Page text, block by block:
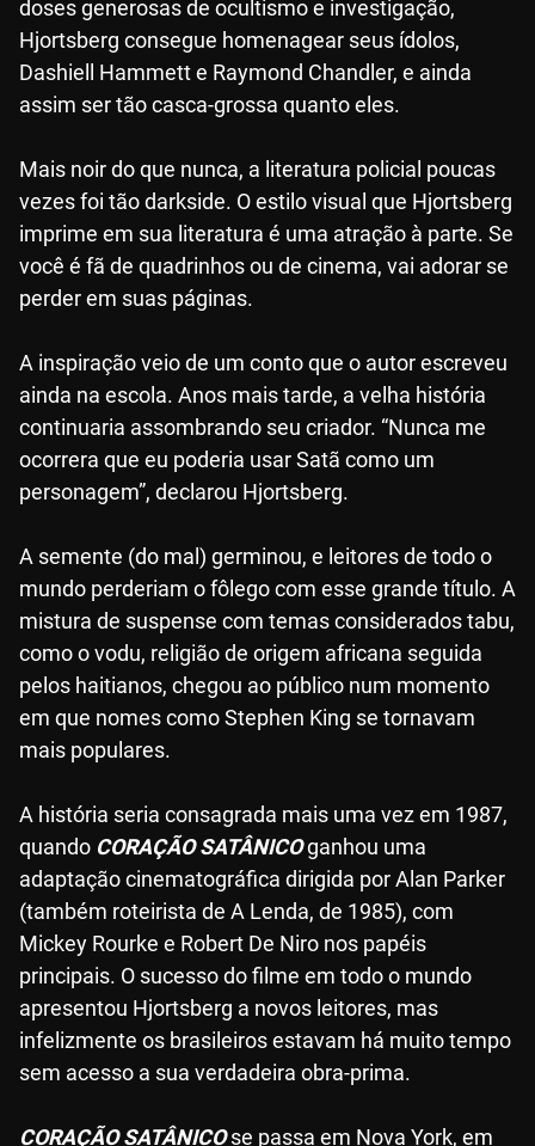
doses generosas de ocultismo e investigação,
Hjortsberg consegue homenagear seus ídolos,
Dashiell Hammett e Raymond Chandler, e ainda
assim ser tão casca-grossa quanto eles.
Mais noir do que nunca, a literatura policial poucas
vezes foi tão darkside. O estilo visual que Hjortsberg
imprime em sua literatura é uma atração à parte. Se
você é fã de quadrinhos ou de cinema, vai adorar se
perder em suas páginas.
A inspiração veio de um conto que o autor escreveu
ainda na escola. Anos mais tarde, a velha história
continuaria assombrando seu criador. “Nunca me
ocorrera que eu poderia usar Satã como um
personagem”, declarou Hjortsberg.
A semente (do mal) germinou, e leitores de todo o
mundo perderiam o fôlego com esse grande título. A
mistura de suspense com temas considerados tabu,
como o vodu, religião de origem africana seguida
pelos haitianos, chegou ao público num momento
em que nomes como Stephen King se tornavam
mais populares.
A história seria consagrada mais uma vez em 1987,
quando CORAÇÃO SATÂNICOganhou uma
adaptação cinematográfica dirigida por Alan Parker
(também roteirista de A Lenda, de 1985), com
Mickey Rourke e Robert De Niro nos papéis
principais. O sucesso do filme em todo o mundo
apresentou Hjortsberg a novos leitores, mas
infelizmente os brasileiros estavam há muito tempo
sem acesso a sua verdadeira obra-prima.
CORAÇÃO SATÂNICOse passa em Nova York, em